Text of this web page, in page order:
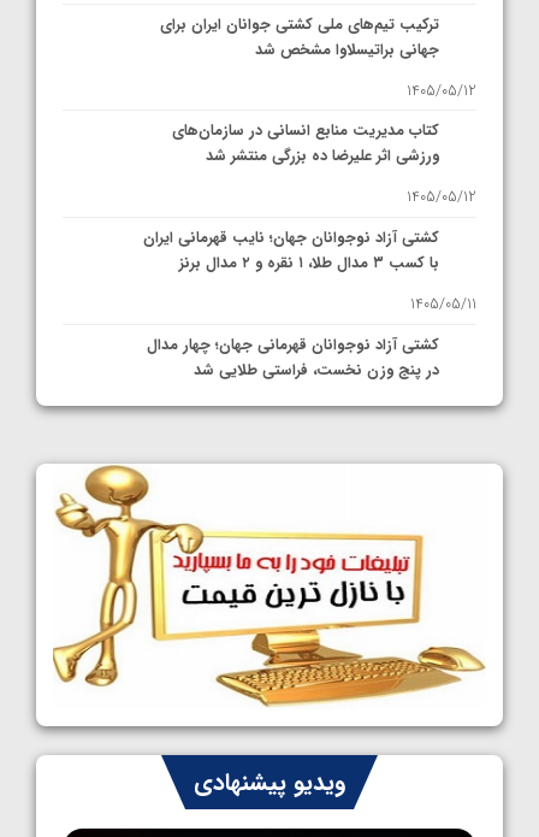
ترکیب تیم‌های ملی کشتی جوانان ایران برای
جهانی براتیسلاوا مشخص شد
1405/05/12
کتاب مدیریت منابع انسانی در سازمان‌های
ورزشی اثر علیرضا ده بزرگی منتشر شد
1405/05/12
کشتی آزاد نوجوانان جهان؛ نایب قهرمانی ایران
با کسب ۳ مدال طلا، ۱ نقره و ۲ مدال برنز
1405/05/11
کشتی آزاد نوجوانان قهرمانی جهان؛ چهار مدال
در پنج وزن نخست، فراستی طلایی شد
1405/05/11
کشتی آزاد نوجوانان جهان؛ رقبای نمایندگان
ایران مشخص شدند
1405/05/08
کشتی فرنگی نوجوانان جهان؛ سکوی تیمی
سوم برای ایران
1405/05/07
ایران چشم به راه چهار مدال در پنج وزن دوم
کشتی فرنگی نوجوانان جهانویدیو پیشنهادی